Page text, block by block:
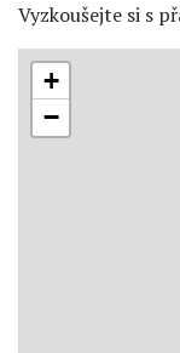
Vyzkoušejte si s
+
−